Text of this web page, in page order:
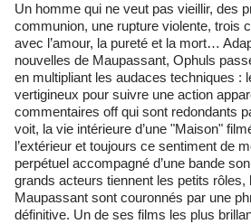
Un homme qui ne veut pas vieillir, des prostituées à une
communion, une rupture violente, trois
avec l’amour, la pureté et la mort…
nouvelles de Maupassant, Ophuls
en multipliant les audaces techniques :
vertigineux pour suivre une action
commentaires off qui sont redondants
voit, la vie intérieure d’une "Maison"
l’extérieur et toujours ce sentiment de
perpétuel accompagné d’une bande
grands acteurs tiennent les petits rôles,
Maupassant sont couronnés par une
définitive. Un de ses films les plus